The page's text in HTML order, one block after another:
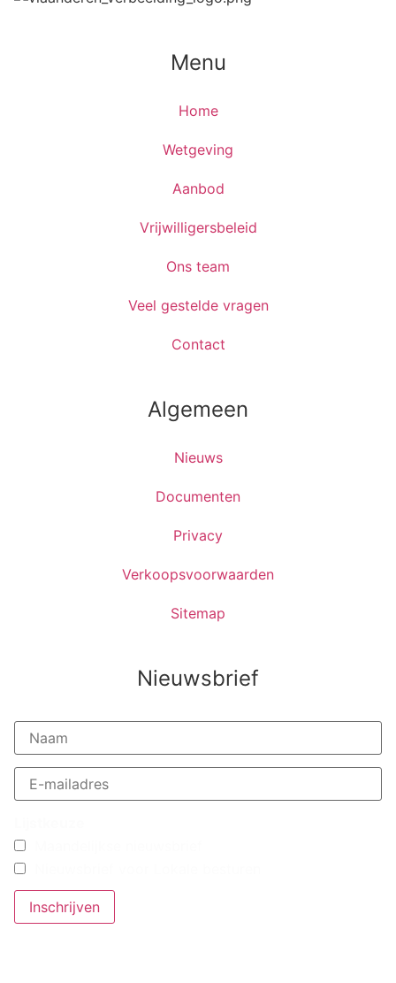
Menu
Home
Wetgeving
Aanbod
Vrijwilligersbeleid
Ons team
Veel gestelde vragen
Contact
Algemeen
Nieuws
Documenten
Privacy
Verkoopsvoorwaarden
Sitemap
Nieuwsbrief